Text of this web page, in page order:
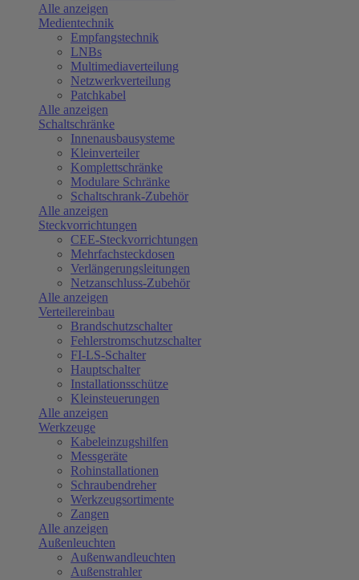
Alle anzeigen
Medientechnik
Empfangstechnik
LNBs
Multimediaverteilung
Netzwerkverteilung
Patchkabel
Alle anzeigen
Schaltschränke
Innenausbausysteme
Kleinverteiler
Komplettschränke
Modulare Schränke
Schaltschrank-Zubehör
Alle anzeigen
Steckvorrichtungen
CEE-Steckvorrichtungen
Mehrfachsteckdosen
Verlängerungsleitungen
Netzanschluss-Zubehör
Alle anzeigen
Verteilereinbau
Brandschutzschalter
Fehlerstromschutzschalter
FI-LS-Schalter
Hauptschalter
Installationsschütze
Kleinsteuerungen
Alle anzeigen
Werkzeuge
Kabeleinzugshilfen
Messgeräte
Rohinstallationen
Schraubendreher
Werkzeugsortimente
Zangen
Alle anzeigen
Außenleuchten
Außenwandleuchten
Außenstrahler